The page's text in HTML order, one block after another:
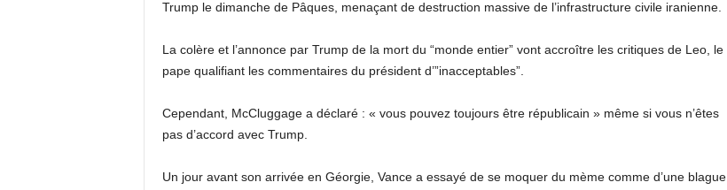
Trump le dimanche de Pâques, menaçant de destruction massive de l’infrastructure civile iranienne.
La colère et l’annonce par Trump de la mort du “monde entier” vont accroître les critiques de Leo, le
pape qualifiant les commentaires du président d’”inacceptables”.
Cependant, McCluggage a déclaré : « vous pouvez toujours être républicain » même si vous n’êtes
pas d’accord avec Trump.
Un jour avant son arrivée en Géorgie, Vance a essayé de se moquer du mème comme d’une blague